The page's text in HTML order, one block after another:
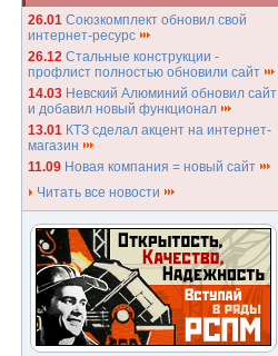
26.01 Союзкомплект обновил свой
интернет-ресурс
26.12 Стальные конструкции -
профлист полностью обновили сайт
14.03 Невский Алюминий обновил сайт
и добавил новый функционал
13.01 КТЗ сделал акцент на интернет-
магазин
11.09 Новая компания = новый сайт
Читать все новости